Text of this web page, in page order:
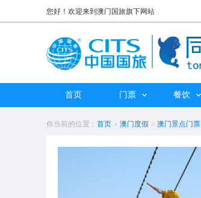
您好！欢迎来到澳门国旅旗下网站
首页 门票 餐饮
你当前的位置： 首页 > 澳门度假 > 澳门景点门票